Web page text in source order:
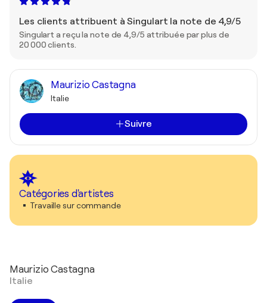
Les clients attribuent à Singulart la note de 4,9/5
Singulart a reçu la note de 4,9/5 attribuée par plus de
20 000 clients.
Maurizio Castagna
Italie
Suivre
Catégories d'artistes
Travaille sur commande
Maurizio Castagna
Italie